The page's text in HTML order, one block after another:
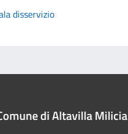
disservizio
di Altavilla Milicia